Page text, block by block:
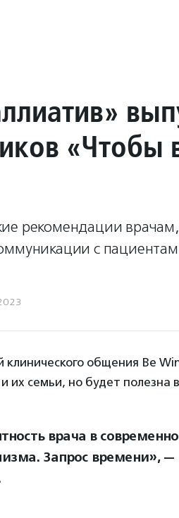
«Чтобы
рекомендации
с
общения Be
их семьи, но будет полезна
врача в
Запрос времени»,